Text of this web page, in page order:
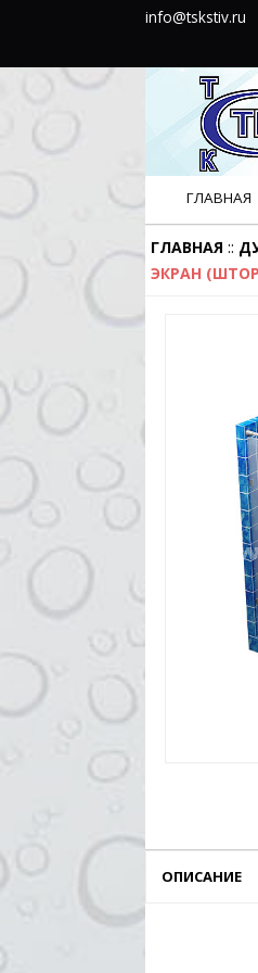
info@tskstiv.ru
ГЛАВНАЯ
ГЛАВНАЯ ::
ЭКРАН
ОПИСАНИЕ